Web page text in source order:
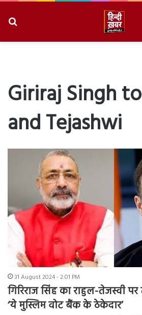
Giriraj Singh
and Tejashwi
31 August 2024 - 2:01 PM
गिरिराज सिंह का राहुल-तेजस्वी पर
‘ये मुस्लिम वोट बैंक के ठेकेदार’